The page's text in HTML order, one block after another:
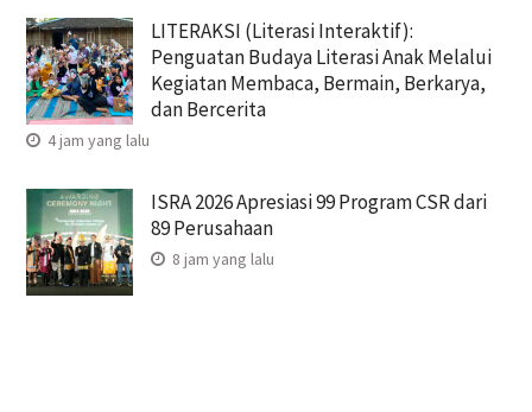
LITERAKSI (Literasi Interaktif):
Penguatan Budaya Literasi Anak Melalui
Kegiatan Membaca, Bermain, Berkarya,
dan Bercerita
4 jam yang lalu
ISRA 2026 Apresiasi 99 Program CSR dari
89 Perusahaan
8 jam yang lalu